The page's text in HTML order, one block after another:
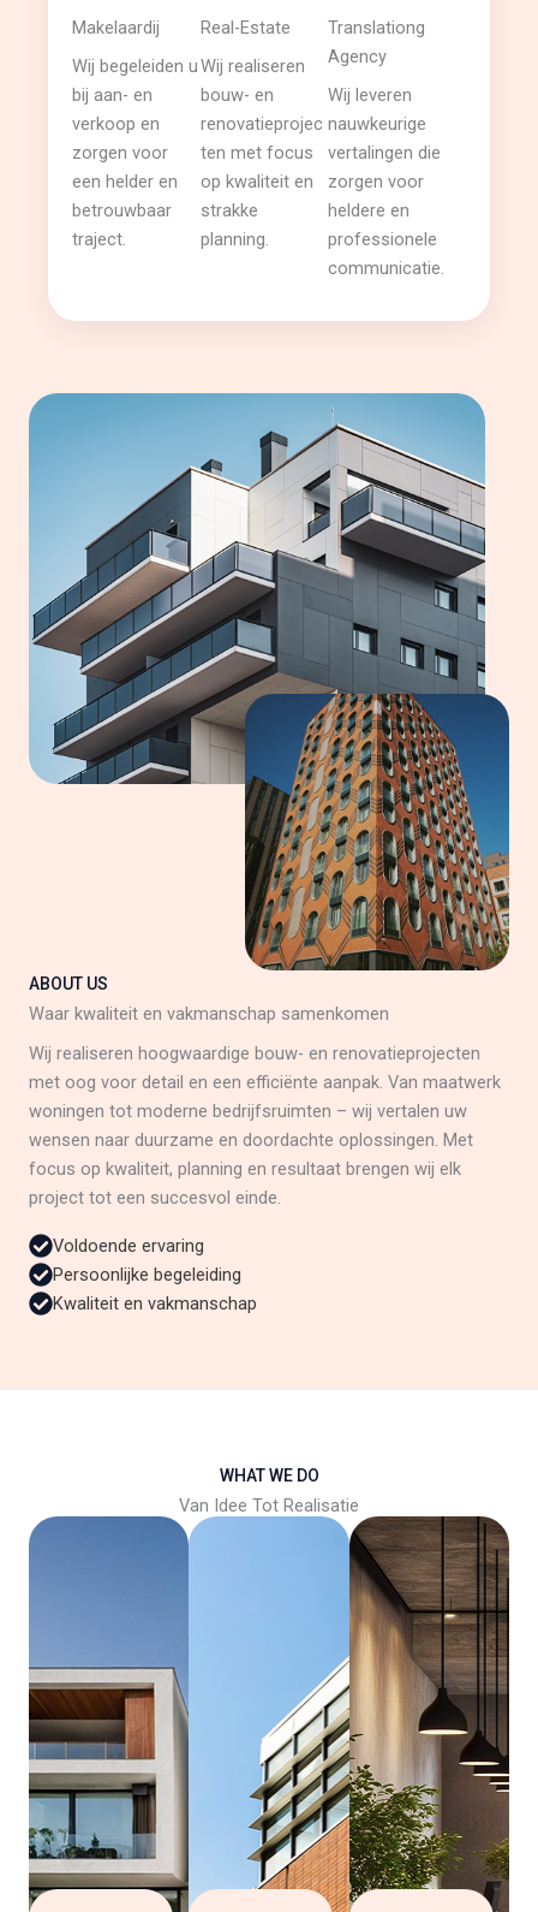
Makelaardij
Wij begeleiden u
bij aan- en
verkoop en
zorgen voor
een helder en
betrouwbaar
traject.
Real-Estate
Wij realiseren
bouw- en
renovatieprojec
ten met focus
op kwaliteit en
strakke
planning.
Translationg
Agency
Wij leveren
nauwkeurige
vertalingen die
zorgen voor
heldere en
professionele
communicatie.
ABOUT US
Waar kwaliteit en vakmanschap samenkomen
Wij realiseren hoogwaardige bouw- en renovatieprojecten
met oog voor detail en een efficiënte aanpak. Van maatwerk
woningen tot moderne bedrijfsruimten – wij vertalen uw
wensen naar duurzame en doordachte oplossingen. Met
focus op kwaliteit, planning en resultaat brengen wij elk
project tot een succesvol einde.
Voldoende ervaring
Persoonlijke begeleiding
Kwaliteit en vakmanschap
WHAT WE DO
Van Idee Tot Realisatie